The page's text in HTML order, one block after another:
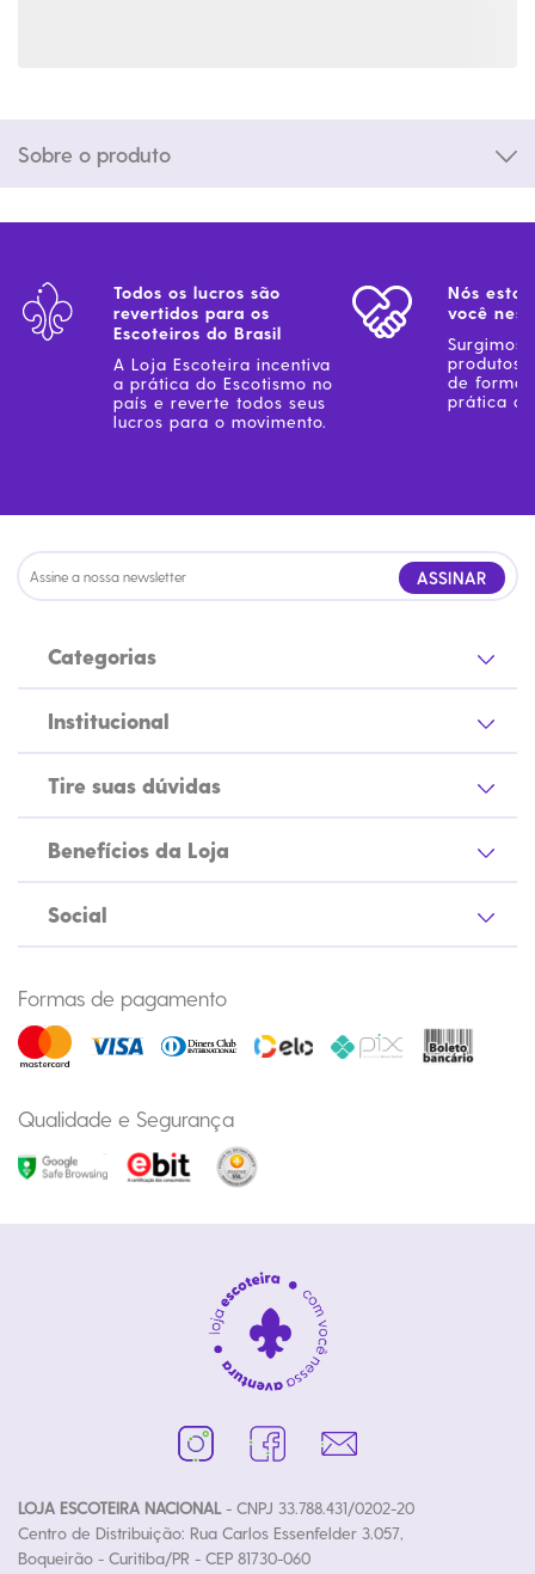
Sobre o produto
Todos os lucros são
revertidos para os
Escoteiros do Brasil
A Loja Escoteira incentiva
a prática do Escotismo no
país e reverte todos seus
lucros para o movimento.
Nós
você
Surgimos
produtos
de forma
prática
ASSINAR
Categorias
Institucional
Tire suas dúvidas
Benefícios da Loja
Social
Formas de pagamento
Qualidade e Segurança
LOJA ESCOTEIRA NACIONAL- CNPJ 33.788.431/0202-20
Centro de Distribuição: Rua Carlos Essenfelder 3.057,
Boqueirão - Curitiba/PR - CEP 81730-060